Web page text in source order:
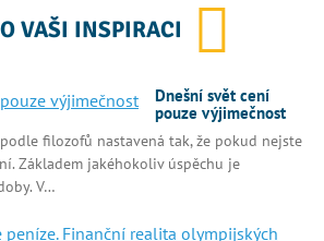
VAŠI INSPIRACI
Dnešní svět cení
pouze výjimečnost
filozofů nastavená tak, že pokud nejste
Základem jakéhokoliv úspěchu je
V…